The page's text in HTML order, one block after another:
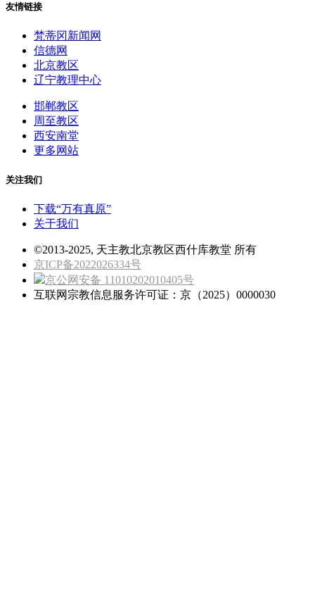
友情链接
梵蒂冈新闻网
信德网
北京教区
辽宁教理中心
邯郸教区
周至教区
西安南堂
更多网站
关注我们
下载“万有真原”
关于我们
©2013-2025, 天主教北京教区西什库教堂 所有
京ICP备2022026334号
京公网安备 11010202010405号
互联网宗教信息服务许可证：京（2025）0000030